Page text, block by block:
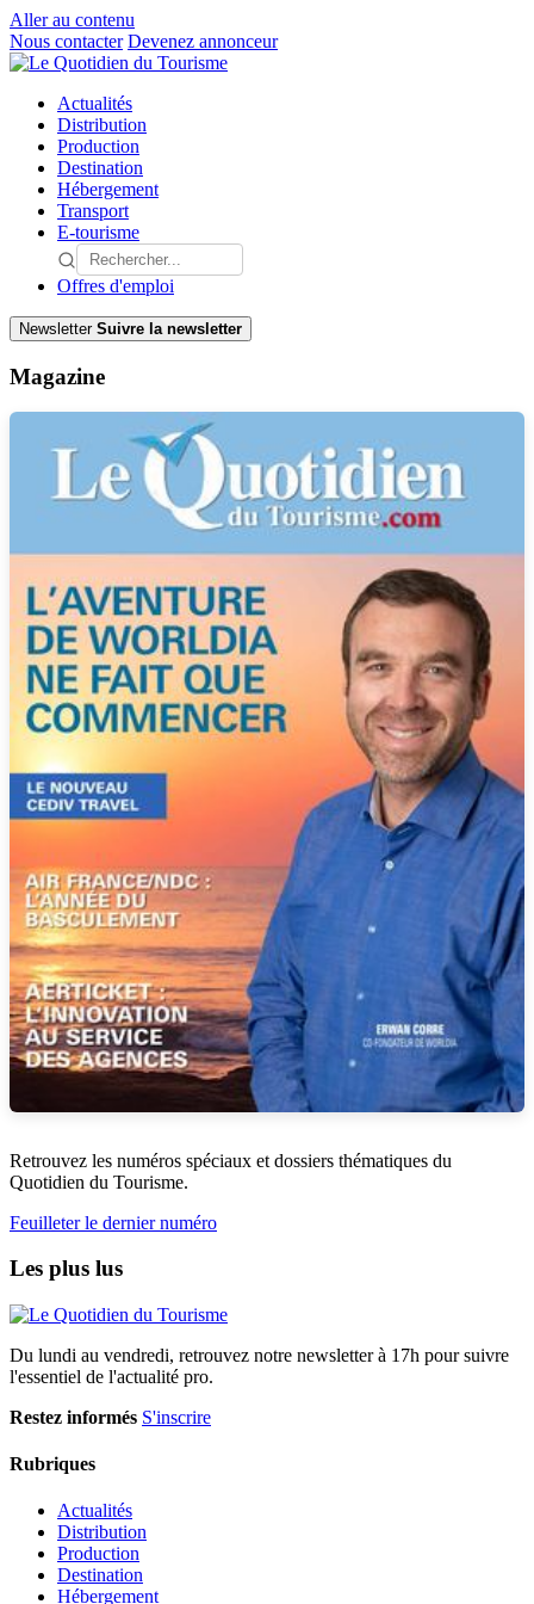
Aller au contenu
Nous contacter Devenez annonceur
Actualités
Distribution
Production
Destination
Hébergement
Transport
E-tourisme
Offres d'emploi
Newsletter Suivre la newsletter
Magazine
Retrouvez les numéros spéciaux et dossiers thématiques du
Quotidien du Tourisme.
Feuilleter le dernier numéro
Les plus lus
Du lundi au vendredi, retrouvez notre newsletter à 17h pour suivre
l'essentiel de l'actualité pro.
Restez informés S'inscrire
Rubriques
Actualités
Distribution
Production
Destination
Hébergement